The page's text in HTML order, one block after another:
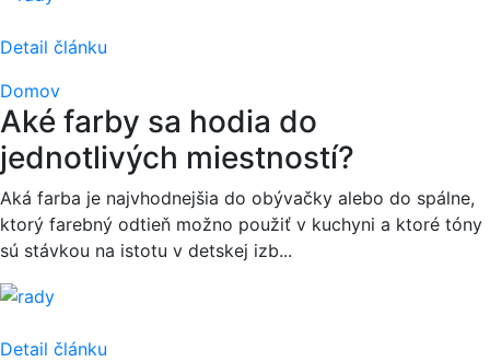
Detail článku
Domov
Aké farby sa hodia do
jednotlivých miestností?
Aká farba je najvhodnejšia do obývačky alebo do spálne,
ktorý farebný odtieň možno použiť v kuchyni a ktoré tóny
sú stávkou na istotu v detskej izb...
Detail článku